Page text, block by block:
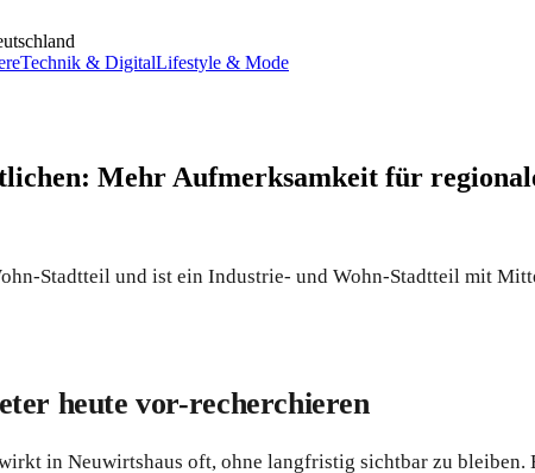
Technik & DigitalLifestyle & Mode
Mehr Aufmerksamkeit für
Stadtteil und ist ein Industrie- und Wohn-Stadtteil mit
heute vor-recherchieren
in Neuwirtshaus oft, ohne langfristig sichtbar zu